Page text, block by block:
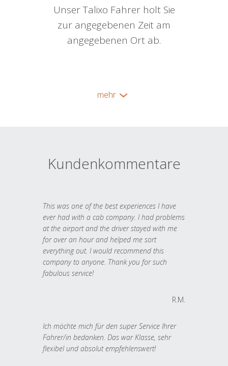
Unser Talixo Fahrer holt Sie
zur angegebenen Zeit am
angegebenen Ort ab.
mehr
Kundenkommentare
This was one of the best experiences I have
ever had with a cab company. I had problems
at the airport and the driver stayed with me
for over an hour and helped me sort
everything out. I would recommend this
company to anyone. Thank you for such
fabulous service!
R.M.
Ich möchte mich für den super Service Ihrer
Fahrer/in bedanken. Das war Klasse, sehr
flexibel und absolut empfehlenswert!